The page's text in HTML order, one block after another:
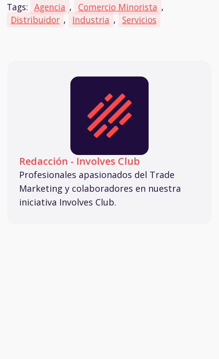
Tags: Agencia , Comercio Minorista ,
Distribuidor , Industria , Servicios
Redacción - Involves Club
Profesionales apasionados del Trade
Marketing y colaboradores en nuestra
iniciativa Involves Club.